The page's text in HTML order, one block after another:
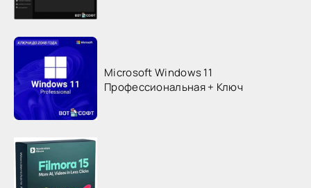
Microsoft Windows 11
Профессиональная + Ключ